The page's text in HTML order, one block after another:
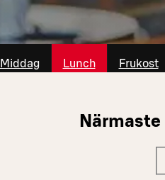
Middag Lunch Frukost